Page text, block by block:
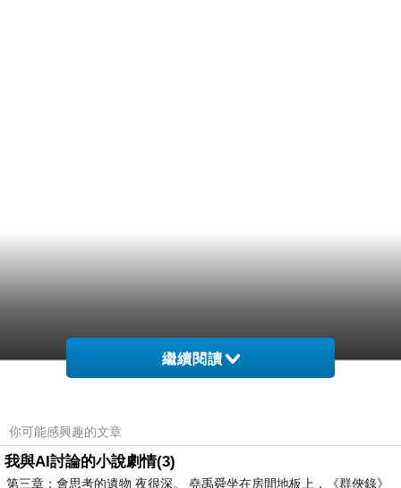
繼續閱讀
你可能感興趣的文章
我與AI討論的小說劇情(3)
第三章：會思考的遺物 夜很深。 堯禹舜坐在房間地板上，《群俠錄》